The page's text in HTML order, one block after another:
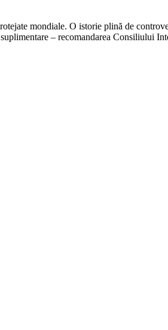
mondiale. O istorie plină de
– recomandarea